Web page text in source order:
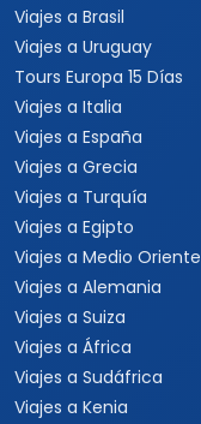
Viajes a Brasil
Viajes a Uruguay
Tours Europa 15 Días
Viajes a Italia
Viajes a España
Viajes a Grecia
Viajes a Turquía
Viajes a Egipto
Viajes a Medio Oriente
Viajes a Alemania
Viajes a Suiza
Viajes a África
Viajes a Sudáfrica
Viajes a Kenia